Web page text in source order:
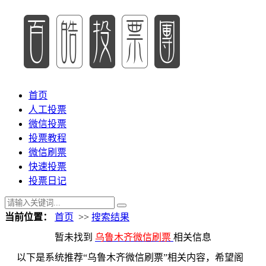
首页
人工投票
微信投票
投票教程
微信刷票
快速投票
投票日记
当前位置： 首页 >> 搜索结果
暂未找到 乌鲁木齐微信刷票 相关信息
以下是系统推荐“乌鲁木齐微信刷票”相关内容，希望阁